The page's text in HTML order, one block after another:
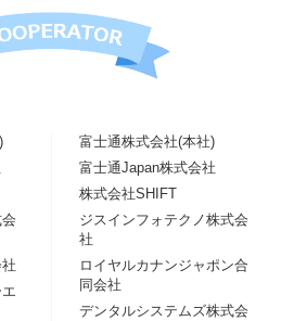
富士通株式会社(本社)
富士通Japan株式会社
株式会社SHIFT
ジスインフォテクノ株式会
社
ロイヤルカナンジャポン合
同会社
デンタルシステムズ株式会